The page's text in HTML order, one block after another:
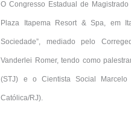
O Congresso Estadual de
Plaza Itapema Resort & Spa, em
Sociedade”, mediado pelo
Vanderlei Romer, tendo como
(STJ) e o Cientista Social Marcelo
Católica/RJ).